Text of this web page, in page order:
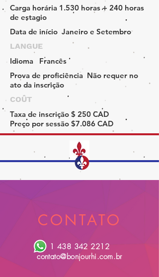
Carga horária 1.530 horas + 240 horas
de estagio
Data de início Janeiro e Setembro
LANGUE
Idioma
Francês
Prova de proficiência Não requer no
ato da inscrição
COÛT
Taxa de inscrição $ 250 CAD
Preço por sessão $7.086 CAD
CONTATO
1 438 342 2212
contato@bonjourhi.com.br